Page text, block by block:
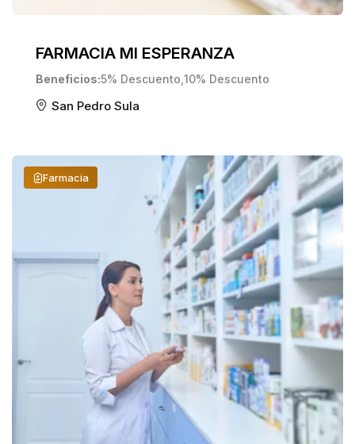
FARMACIA MI ESPERANZA
Beneficios 5% Descuento 10% Descuento
San Pedro Sula
Farmacia